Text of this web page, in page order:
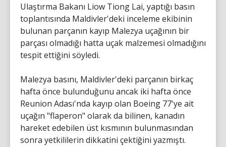
Ulaştırma Bakanı Liow Tiong Lai, yaptığı basın
toplantısında Maldivler'deki inceleme ekibinin
bulunan parçanın kayıp Malezya uçağının bir
parçası olmadığı hatta uçak malzemesi olmadığını
tespit ettiğini söyledi.
Malezya basını, Maldivler'deki parçanın birkaç
hafta önce bulunduğunu ancak iki hafta önce
Reunion Adası'nda kayıp olan Boeing 77'ye ait
uçağın "flaperon" olarak da bilinen, kanadın
hareket edebilen üst kısmının bulunmasından
sonra yetkililerin dikkatini çektiğini yazmıştı.